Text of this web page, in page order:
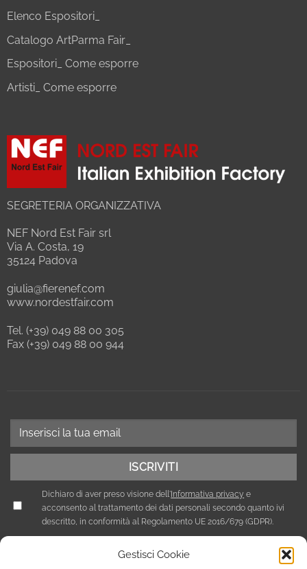
Gestisci Cookie
Elenco Espositori_
Catalogo ArtParma Fair_
Espositori_ Come esporre
Artisti_ Come esporre
SEGRETERIA ORGANIZZATIVA
NEF Nord Est Fair srl
Via A. Costa, 19
35124 Padova
giulia@fierenef.com
www.nordestfair.com
Tel. (+39) 049 88 00 305
Fax (+39) 049 88 00 944
Dichiaro di aver preso visione dell'Informativa privacy e
acconsento al trattamento dei dati personali secondo quanto ivi
descritto, in conformità al Regolamento UE 2016/679 (GDPR).